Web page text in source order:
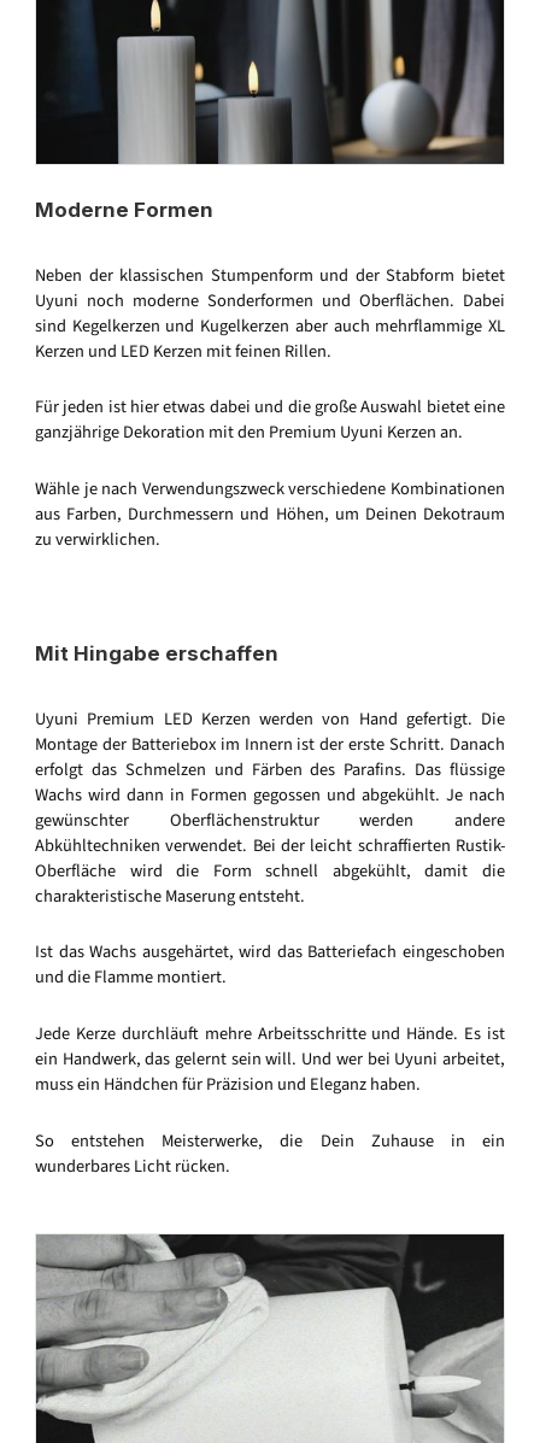
Moderne Formen
Neben der klassischen Stumpenform und der Stabform bietet
Uyuni noch moderne Sonderformen und Oberflächen. Dabei
sind Kegelkerzen und Kugelkerzen aber auch mehrflammige XL
Kerzen und LED Kerzen mit feinen Rillen.
Für jeden ist hier etwas dabei und die große Auswahl bietet eine
ganzjährige Dekoration mit den Premium Uyuni Kerzen an.
Wähle je nach Verwendungszweck verschiedene Kombinationen
aus Farben, Durchmessern und Höhen, um Deinen Dekotraum
zu verwirklichen.
Mit Hingabe erschaffen
Uyuni Premium LED Kerzen werden von Hand gefertigt. Die
Montage der Batteriebox im Innern ist der erste Schritt. Danach
erfolgt das Schmelzen und Färben des Parafins. Das flüssige
Wachs wird dann in Formen gegossen und abgekühlt. Je nach
gewünschter Oberflächenstruktur werden andere
Abkühltechniken verwendet. Bei der leicht schraffierten Rustik-
Oberfläche wird die Form schnell abgekühlt, damit die
charakteristische Maserung entsteht.
Ist das Wachs ausgehärtet, wird das Batteriefach eingeschoben
und die Flamme montiert.
Jede Kerze durchläuft mehre Arbeitsschritte und Hände. Es ist
ein Handwerk, das gelernt sein will. Und wer bei Uyuni arbeitet,
muss ein Händchen für Präzision und Eleganz haben.
So entstehen Meisterwerke, die Dein Zuhause in ein
wunderbares Licht rücken.